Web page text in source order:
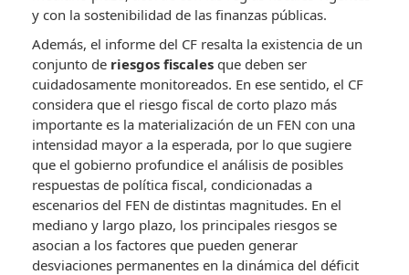
y con la sostenibilidad de las finanzas públicas.
Además, el informe del CF resalta la existencia de un
conjunto de riesgos fiscales que deben ser
cuidadosamente monitoreados. En ese sentido, el CF
considera que el riesgo fiscal de corto plazo más
importante es la materialización de un FEN con una
intensidad mayor a la esperada, por lo que sugiere
que el gobierno profundice el análisis de posibles
respuestas de política fiscal, condicionadas a
escenarios del FEN de distintas magnitudes. En el
mediano y largo plazo, los principales riesgos se
asocian a los factores que pueden generar
desviaciones permanentes en la dinámica del déficit